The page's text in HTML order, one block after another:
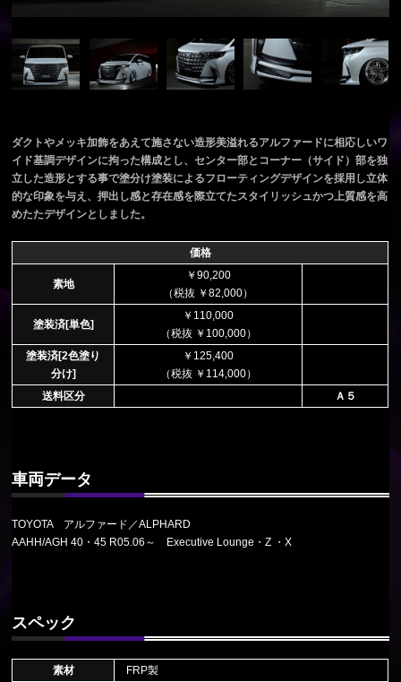
ダクトやメッキ加飾をあえて施さない造形美溢れるアルファードに相応しいワ
イド基調デザインに拘った構成とし、センター部とコーナー（サイド）部を独
立した造形とする事で塗分け塗装によるフローティングデザインを採用し立体
的な印象を与え、押出し感と存在感を際立てたスタイリッシュかつ上質感を高
めたたデザインとしました。
価格
素地
￥90,200
（税抜 ￥82,000）
塗装済[単色]
￥110,000
（税抜 ￥100,000）
塗装済[2色塗り
分け]
￥125,400
（税抜 ￥114,000）
送料区分
Ａ５
車両データ
TOYOTA アルファード／ALPHARD
AAHH/AGH 40・45 R05.06～ Executive Lounge・Z ・X
スペック
素材
FRP製